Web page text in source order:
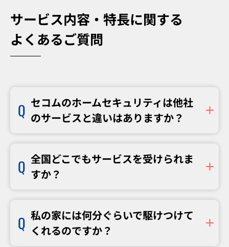
サービス内容・特長に関する
よくあるご質問
セコムのホームセキュリティは他社
のサービスと違いはありますか？
全国どこでもサービスを受けられま
すか？
私の家には何分ぐらいで駆けつけて
くれるのですか？